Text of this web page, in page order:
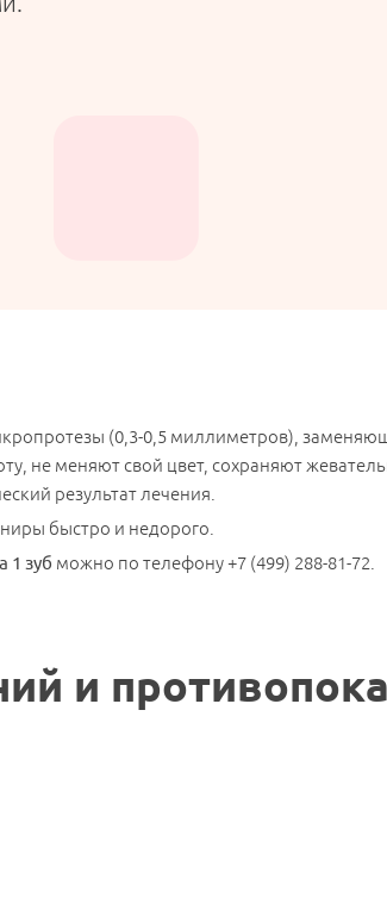
(0,3-0,5 миллиметров),
не меняют свой цвет, сохраняют
результат лечения.
быстро и недорого.
1 зуб можно по телефону +7 (499) 288-81-72.
и